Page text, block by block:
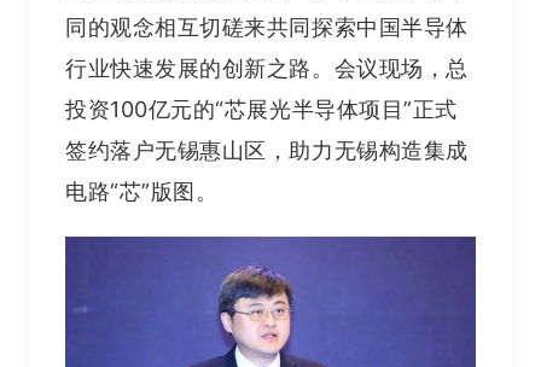
同的观念相互切磋来共同探索中国半导体
行业快速发展的创新之路。会议现场，总
投资100亿元的“芯展光半导体项目”正式
签约落户无锡惠山区，助力无锡构造集成
电路“芯”版图。